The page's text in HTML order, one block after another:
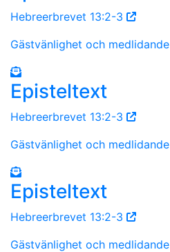
Hebreerbrevet 13:2-3
Gästvänlighet och medlidande
Episteltext
Hebreerbrevet 13:2-3
Gästvänlighet och medlidande
Episteltext
Hebreerbrevet 13:2-3
Gästvänlighet och medlidande